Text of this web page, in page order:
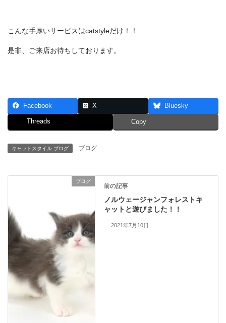
こんな手厚いサービスはcatstyleだけ！！
是非、ご来店お待ちしております。
Facebook X Bluesky
Threads Copy
キャットスタイル ブログ ブログ
ブログ
前の記事
ノルウェージャンフォレストキ
ャットと遊びました！！
2021年7月10日